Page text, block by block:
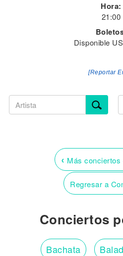
Hora:
21:00
Disponible
[Reportar
‹ Más conciertos
Regresar a
Conciertos
Bachata